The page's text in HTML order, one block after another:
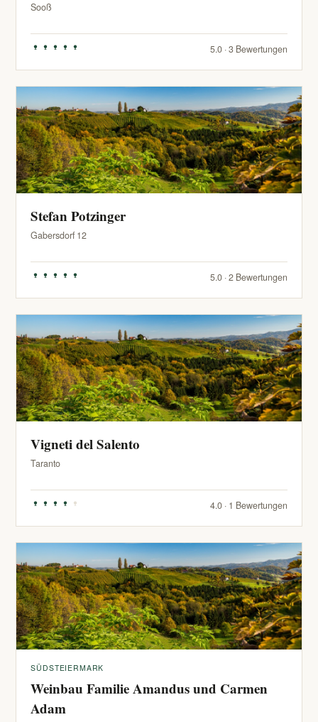
Sooß
5.0 · 3 Bewertungen
Stefan Potzinger
Gabersdorf 12
5.0 · 2 Bewertungen
Vigneti del Salento
Taranto
4.0 · 1 Bewertungen
SÜDSTEIERMARK
Weinbau Familie Amandus und Carmen
Adam